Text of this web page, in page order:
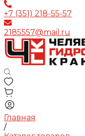
+7 (351) 218-55-57
2185557@mail.ru
Главная
/